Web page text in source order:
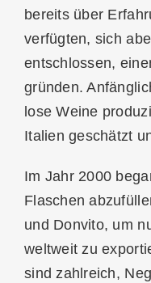
bereits über
verfügten, sich
entschlossen,
gründen.
lose Weine
Italien geschätzt
Im Jahr 2000
Flaschen
und Donvito, um
weltweit zu
sind zahlreich,